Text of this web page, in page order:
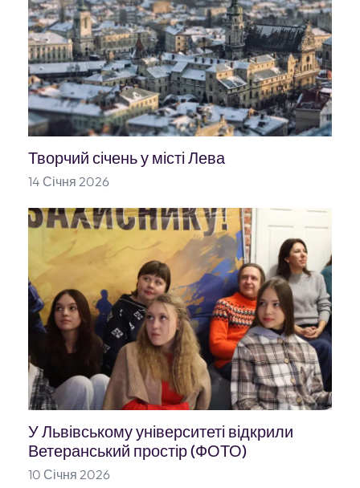
Творчий січень у місті Лева
14 Січня 2026
У Львівському університеті відкрили
Ветеранський простір (ФОТО)
10 Січня 2026